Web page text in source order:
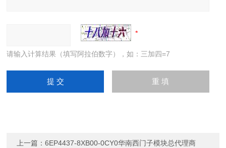
请输入计算结果（填写阿拉伯数字），如：三加四=7
上一篇：6EP4437-8XB00-0CY0华南西门子模块总代理商